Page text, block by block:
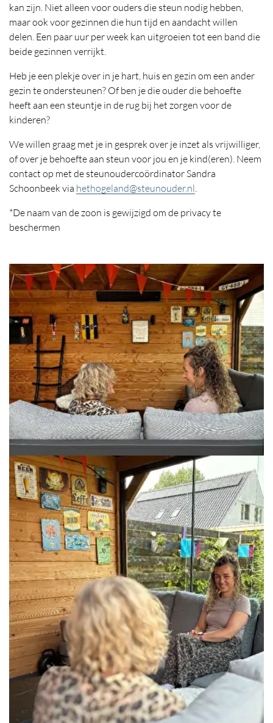
kan zijn. Niet alleen voor ouders die steun nodig hebben,
maar ook voor gezinnen die hun tijd en aandacht willen
delen. Een paar uur per week kan uitgroeien tot een band die
beide gezinnen verrijkt.
Heb je een plekje over in je hart, huis en gezin om een ander
gezin te ondersteunen? Of ben je die ouder die behoefte
heeft aan een steuntje in de rug bij het zorgen voor de
kinderen?
We willen graag met je in gesprek over je inzet als vrijwilliger,
of over je behoefte aan steun voor jou en je kind(eren). Neem
contact op met de steunoudercoördinator Sandra
Schoonbeek via hethogeland@steunouder.nl.
*De naam van de zoon is gewijzigd om de privacy te
beschermen